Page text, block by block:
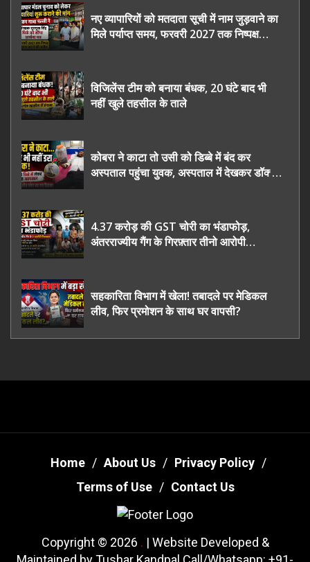
नए व्यापारियों को मतदाता सूची में नाम जुड़वाने का
मिले पर्याप्त समय, फरवरी 2027 तक निष्पक्ष
विजिलेंस टीम को बनाया बंधक, 20 घंटे बाद भी
नहीं खुले तहसील के ताले
कोबरा ने काटा तो उसी को डिब्बे में बंद कर
अस्पताल पहुंचा युवक, अस्पताल में देखकर डॉक्टर
4.37 करोड़ की GST चोरी का भंडाफोड़,
अंतरराज्यीय गैंग के गिरफ़्तार तीनो आरोपी
सहकारिता विभाग में खेला! तबादले पर मेडिकल
लीव, फिर प्रमोशन के साथ घर वापसी?
Home About Us
Privacy Policy
Terms of Use
Contact Us
Copyright © 2026 . | Website Developed &